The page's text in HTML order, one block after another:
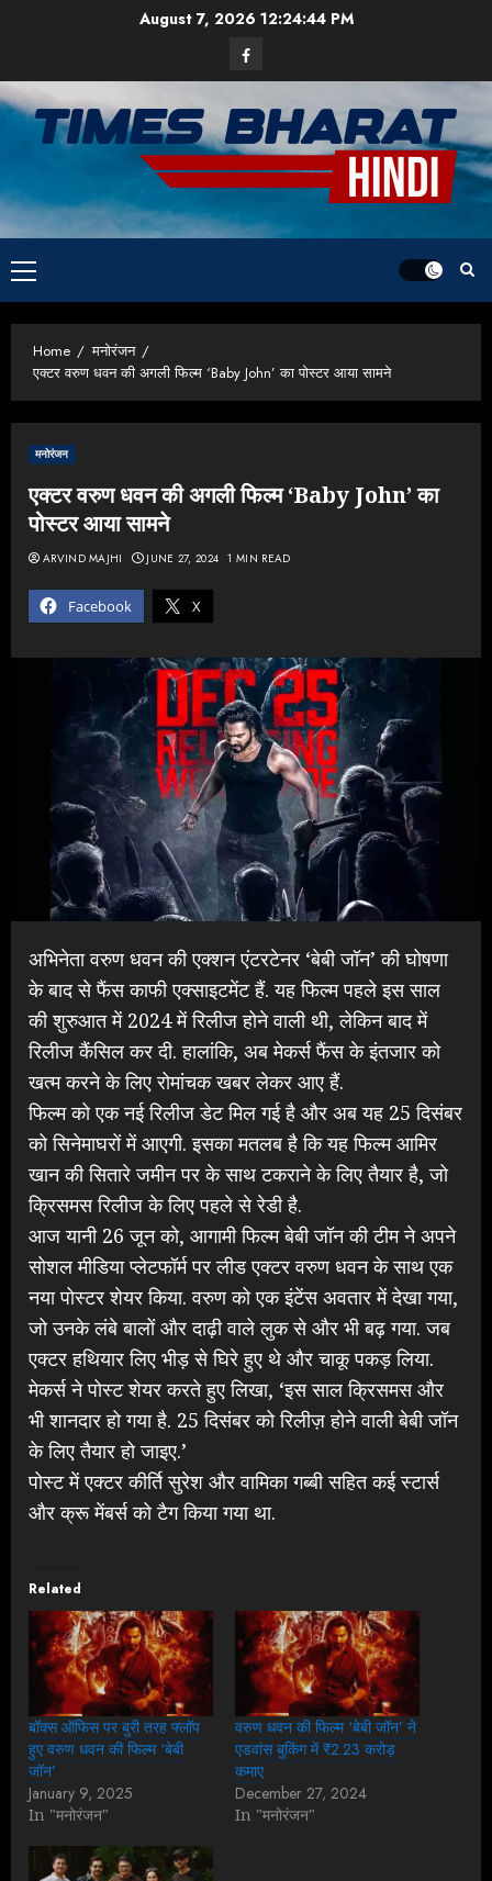
August 7, 2026 12:24:44 PM
Facebook
Primary
Menu
Home
मनोरंजन
एक्टर वरुण धवन की अगली फिल्म ‘Baby John’ का पोस्टर आया सामने
मनोरंजन
एक्टर वरुण धवन की अगली फिल्म ‘Baby John’ का
पोस्टर आया सामने
Facebook X
ARVIND MAJHI JUNE 27, 2024 1 MIN READ
अभिनेता वरुण धवन की एक्शन एंटरटेनर ‘बेबी जॉन’ की घोषणा
के बाद से फैंस काफी एक्साइटमेंट हैं. यह फिल्म पहले इस साल
की शुरुआत में 2024 में रिलीज होने वाली थी, लेकिन बाद में
रिलीज कैंसिल कर दी. हालांकि, अब मेकर्स फैंस के इंतजार को
खत्म करने के लिए रोमांचक खबर लेकर आए हैं.
फिल्म को एक नई रिलीज डेट मिल गई है और अब यह 25 दिसंबर
को सिनेमाघरों में आएगी. इसका मतलब है कि यह फिल्म आमिर
खान की सितारे जमीन पर के साथ टकराने के लिए तैयार है, जो
क्रिसमस रिलीज के लिए पहले से रेडी है.
आज यानी 26 जून को, आगामी फिल्म बेबी जॉन की टीम ने अपने
सोशल मीडिया प्लेटफॉर्म पर लीड एक्टर वरुण धवन के साथ एक
नया पोस्टर शेयर किया. वरुण को एक इंटेंस अवतार में देखा गया,
जो उनके लंबे बालों और दाढ़ी वाले लुक से और भी बढ़ गया. जब
एक्टर हथियार लिए भीड़ से घिरे हुए थे और चाकू पकड़ लिया.
मेकर्स ने पोस्ट शेयर करते हुए लिखा, ‘इस साल क्रिसमस और
भी शानदार हो गया है. 25 दिसंबर को रिलीज़ होने वाली बेबी जॉन
के लिए तैयार हो जाइए.’
पोस्ट में एक्टर कीर्ति सुरेश और वामिका गब्बी सहित कई स्टार्स
और क्रू मेंबर्स को टैग किया गया था.
Related
बॉक्स ऑफिस पर बुरी तरह फ्लॉप
हुए वरुण धवन की फिल्म ‘बेबी
जॉन’
January 9, 2025
In "मनोरंजन"
वरुण धवन की फिल्म ‘बेबी जॉन’ ने
एडवांस बुकिंग में ₹2.23 करोड़
कमाए
December 27, 2024
In "मनोरंजन"